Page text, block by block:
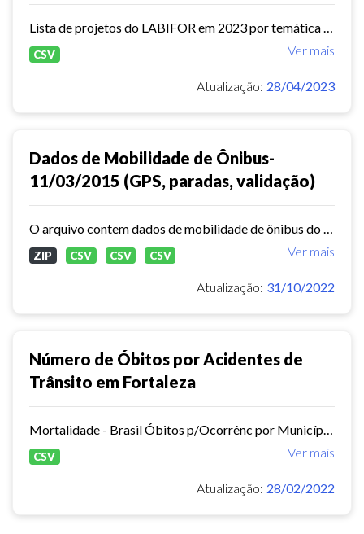
Ver mais
CSV
Atualização: 28/04/2023
Dados de Mobilidade de Ônibus-
11/03/2015 (GPS, paradas, validação)
Ver mais
ZIP CSV CSV CSV
Atualização: 31/10/2022
Número de Óbitos por Acidentes de
Trânsito em Fortaleza
Ver mais
CSV
Atualização: 28/02/2022